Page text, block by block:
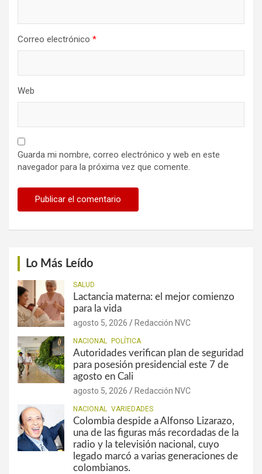
Correo electrónico *
Web
Guarda mi nombre, correo electrónico y web en este
navegador para la próxima vez que comente.
Lo Más Leído
SALUD
Lactancia materna: el mejor comienzo
para la vida
agosto 5, 2026 Redacción NVC
NACIONAL POLÍTICA
Autoridades verifican plan de seguridad
para posesión presidencial este 7 de
agosto en Cali
agosto 5, 2026 Redacción NVC
NACIONAL VARIEDADES
Colombia despide a Alfonso Lizarazo,
una de las figuras más recordadas de la
radio y la televisión nacional, cuyo
legado marcó a varias generaciones de
colombianos.